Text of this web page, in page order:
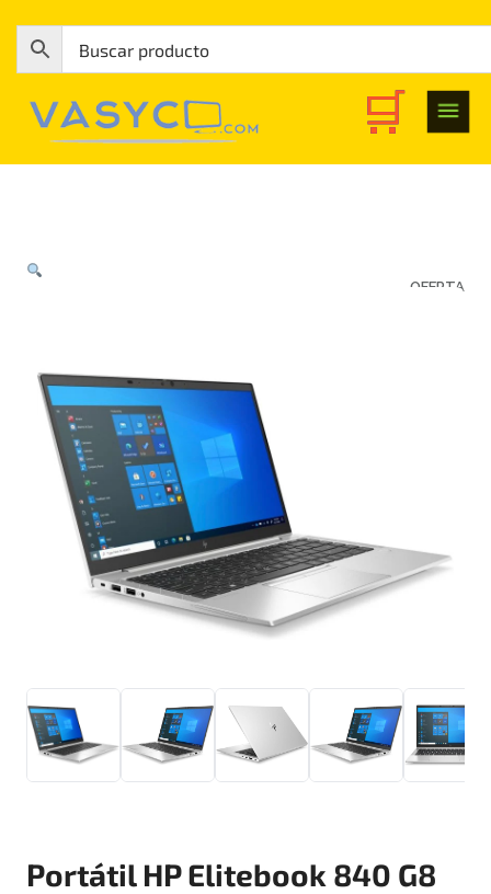
OFERTA
Portátil HP Elitebook 840 G8